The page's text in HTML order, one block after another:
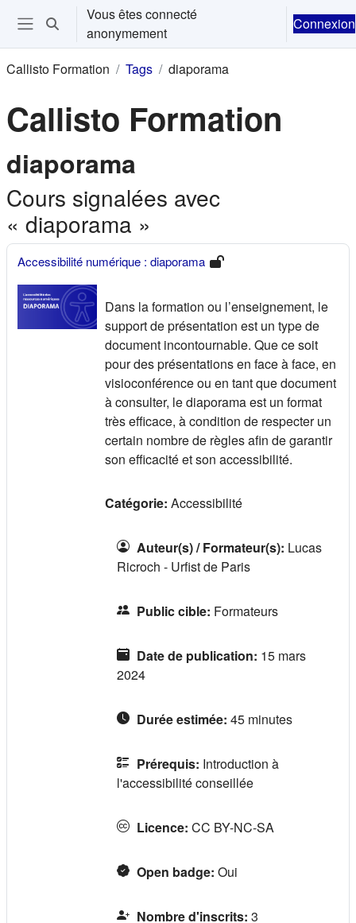
Passer au contenu principal
Ouvrir le menu de navigation
Activer/désactiver la saisie de recherche
Vous êtes connecté
anonymement
Connexion
Callisto Formation Tags diaporama
Callisto Formation
diaporama
Cours signalées avec
« diaporama »
Accessibilité numérique : diaporama
Dans la formation ou l’enseignement, le
support de présentation est un type de
document incontournable. Que ce soit
pour des présentations en face à face, en
visioconférence ou en tant que document
à consulter, le diaporama est un format
très efficace, à condition de respecter un
certain nombre de règles afin de garantir
son efficacité et son accessibilité.
Catégorie: Accessibilité
Auteur(s) / Formateur(s): Lucas
Ricroch - Urfist de Paris
Public cible: Formateurs
Date de publication: 15 mars
2024
Durée estimée: 45 minutes
Prérequis: Introduction à
l'accessibilité conseillée
Licence: CC BY-NC-SA
Open badge: Oui
Nombre d'inscrits: 3